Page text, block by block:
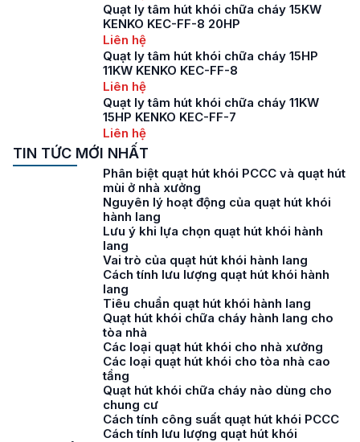
Quạt ly tâm hút khói chữa cháy 15KW
KENKO KEC-FF-8 20HP
Liên hệ
Quạt ly tâm hút khói chữa cháy 15HP
11KW KENKO KEC-FF-8
Liên hệ
Quạt ly tâm hút khói chữa cháy 11KW
15HP KENKO KEC-FF-7
Liên hệ
TIN TỨC MỚI NHẤT
Phân biệt quạt hút khói PCCC và quạt hút
mùi ở nhà xưởng
Nguyên lý hoạt động của quạt hút khói
hành lang
Lưu ý khi lựa chọn quạt hút khói hành
lang
Vai trò của quạt hút khói hành lang
Cách tính lưu lượng quạt hút khói hành
lang
Tiêu chuẩn quạt hút khói hành lang
Quạt hút khói chữa cháy hành lang cho
tòa nhà
Các loại quạt hút khói cho nhà xưởng
Các loại quạt hút khói cho tòa nhà cao
tầng
Quạt hút khói chữa cháy nào dùng cho
chung cư
Cách tính công suất quạt hút khói PCCC
Cách tính lưu lượng quạt hút khói